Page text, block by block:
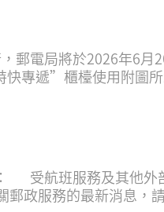
（CN22/CN23/CP72
3歐元的固定關稅及現
直接向收件人收取。
件人應提供完整準確
電局將於2026年6月
快專遞”櫃檯使用附
政服務的最新消息，